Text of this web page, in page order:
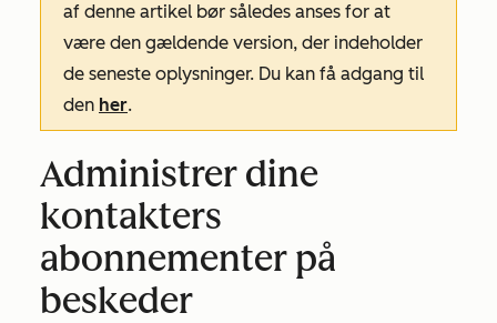
af denne artikel bør således anses for at
være den gældende version, der indeholder
de seneste oplysninger. Du kan få adgang til
den her.
Administrer dine
kontakters
abonnementer på
beskeder